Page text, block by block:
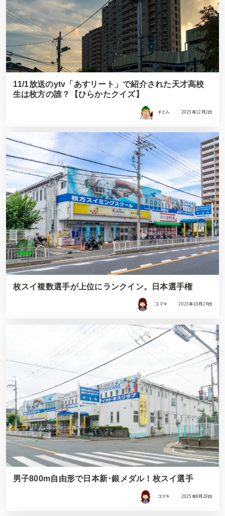
11/1放送のytv「あすリート」で紹介された天才高校
生は枚方の誰？【ひらかたクイズ】
すどん 2025年12月2日
枚スイ複数選手が上位にランクイン。日本選手権
コマキ 2025年10月24日
男子800m自由形で日本新･銀メダル！枚スイ選手
コマキ 2025年8月28日